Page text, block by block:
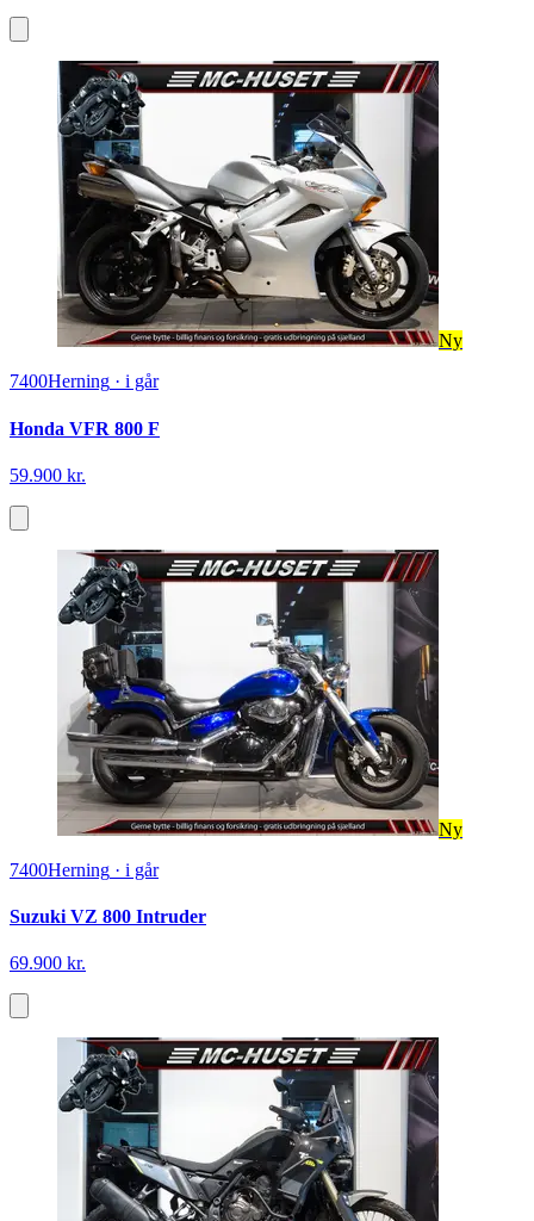
Ny
7400Herning · i går
Honda VFR 800 F
59.900 kr.
Ny
7400Herning · i går
Suzuki VZ 800 Intruder
69.900 kr.